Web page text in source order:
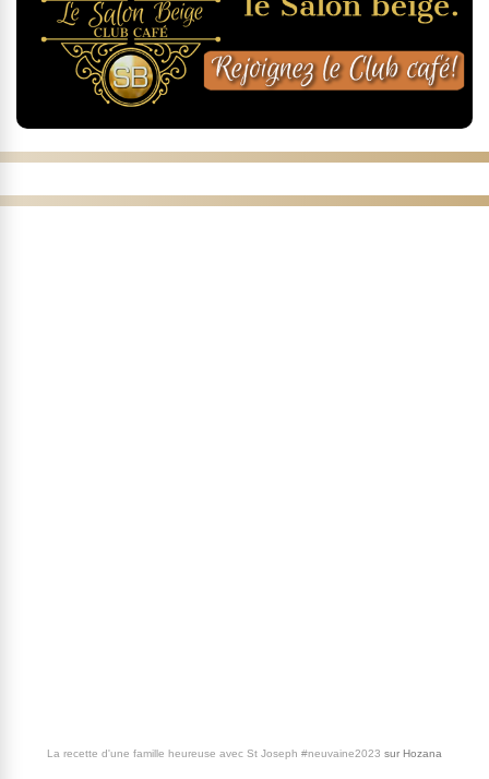
La recette d'une famille heureuse avec St Joseph #neuvaine2023 sur Hozana